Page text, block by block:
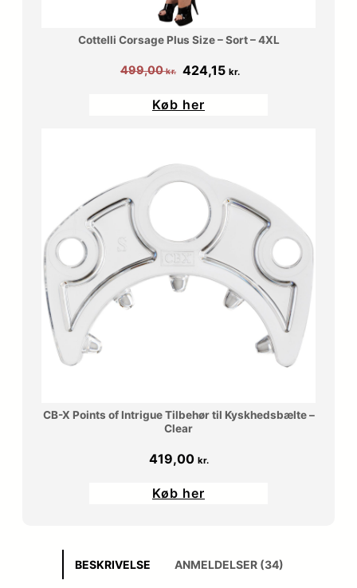
Cottelli Corsage Plus Size – Sort – 4XL
499,00kr.
Den
pris
424,15 kr.
Køb her
CB-X Points of Intrigue Tilbehør til Kyskhedsbælte –
Clear
419,00 kr.
Køb her
BESKRIVELSE ANMELDELSER (34)